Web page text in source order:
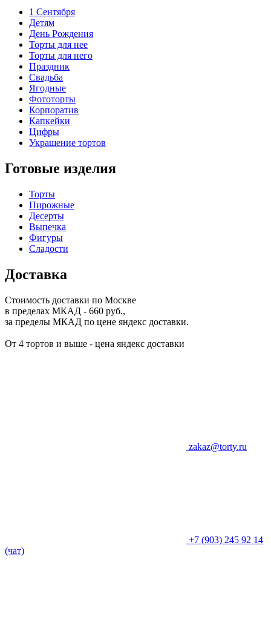
1 Сентября
Детям
День Рождения
Торты для нее
Торты для него
Праздник
Свадьба
Ягодные
Фототорты
Корпоратив
Капкейки
Цифры
Украшение тортов
Готовые изделия
Торты
Пирожные
Десерты
Выпечка
Фигуры
Сладости
Доставка
Стоимость доставки по Москве
в пределах МКАД - 660 руб.,
за пределы МКАД по цене яндекс доставки.
От 4 тортов и выше - цена яндекс доставки
zakaz@torty.ru
+7 (903) 245 92 14
(чат)